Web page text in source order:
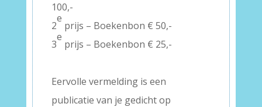
100,-
2
e
prijs – Boekenbon € 50,-
3
e
prijs – Boekenbon € 25,-
Eervolle vermelding is een
publicatie van je gedicht op